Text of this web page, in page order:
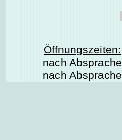
Öffnungszeiten:
nach Absprache
nach Absprache